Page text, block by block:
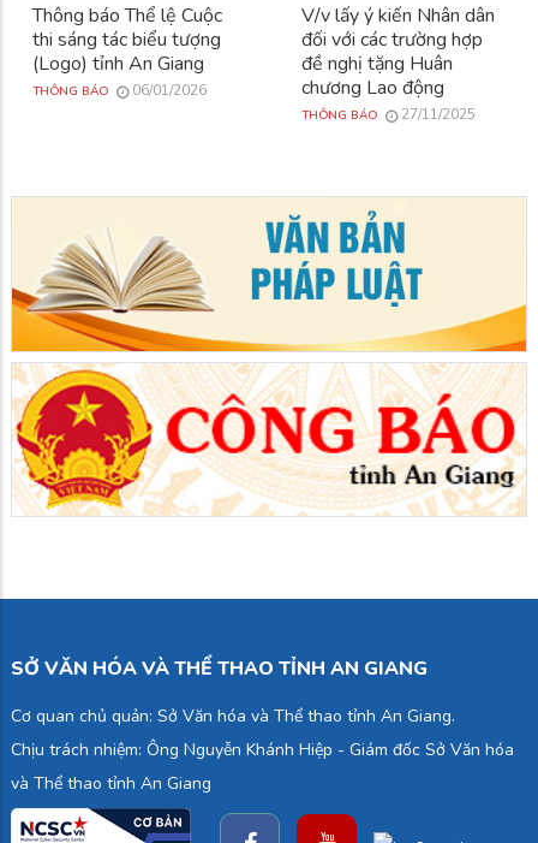
Thông báo Thể lệ Cuộc
thi sáng tác biểu tượng
(Logo) tỉnh An Giang
THÔNG BÁO 06/01/2026
V/v lấy ý kiến Nhân dân
đối với các trường hợp
đề nghị tặng Huân
chương Lao động
THÔNG BÁO 27/11/2025
SỞ VĂN HÓA VÀ THỂ THAO TỈNH AN GIANG
Cơ quan chủ quản: Sở Văn hóa và Thể thao tỉnh An Giang.
Chịu trách nhiệm: Ông Nguyễn Khánh Hiệp - Giám đốc Sở Văn hóa
và Thể thao tỉnh An Giang